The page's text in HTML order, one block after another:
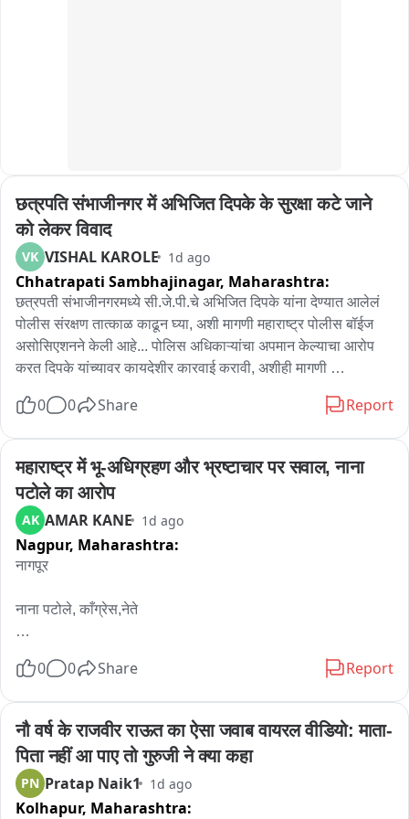
साधला. मुलगा घरातून निघून गेल्याची माहिती वडिलांनी दिली असून, ते
मुंबईत त्याला घेण्यासाठी येत आहेत. तोपर्यंत मुलाला आरे पोलीस ठाण्यात
सुरक्षित ठेवण्यात आले आहे.
छत्रपति संभाजीनगर में अभिजित दिपके के सुरक्षा कटे जाने
को लेकर विवाद
VK VISHAL KAROLE 1d ago
Chhatrapati Sambhajinagar, Maharashtra:
छत्रपती संभाजीनगरमध्ये सी.जे.पी.चे अभिजित दिपके यांना देण्यात आलेलं
पोलीस संरक्षण तात्काळ काढून घ्या, अशी मागणी महाराष्ट्र पोलीस बॉईज
असोसिएशनने केली आहे... पोलिस अधिकाऱ्यांचा अपमान केल्याचा आरोप
करत दिपके यांच्यावर कायदेशीर कारवाई करावी, अशीही मागणी
आय या घराबाहेर हाकलले होते.. दिपके यांचं पोलीस संरक्षण काढून घ्या,
असोसिएशनने दिलाय... त्यामुळे अभिजित दिपके यांच्याविरोधातील हा वाद
आता अधिक चिघळण्याची शक्यता आहे...
0 0 Share Report
महाराष्ट्र में भू-अधिग्रहण और भ्रष्टाचार पर सवाल, नाना
पटोले का आरोप
AK AMAR KANE 1d ago
Nagpur, Maharashtra:
नागपूर
नाना पटोले, काँग्रेस,नेते
शिल्लक राहिली आहे. किती द्यायची बाकी आहे... याची माहिती घेण्यासाठी ते
महाराष्ट्रात येत असतात...भ्रष्टाचाराची जी व्यवस्था राज्यकर्त्यांमध्ये दिसून
येत आहे...अमित शहाने मोदीच्या दौऱ्यातून पाहत आहे....महाराष्ट्रात येऊन
लुटता कस येईल यावर त्यांचं काम राहिल्याचा आरोप केला आहे..
On सपकाळ  खेद
0 0 Share Report
नौ वर्ष के राजवीर राऊत का ऐसा जवाब वायरल वीडियो: माता-
पिता नहीं आ पाए तो गुरुजी ने क्या कहा
PN Pratap Naik1 1d ago
Kolhapur, Maharashtra: